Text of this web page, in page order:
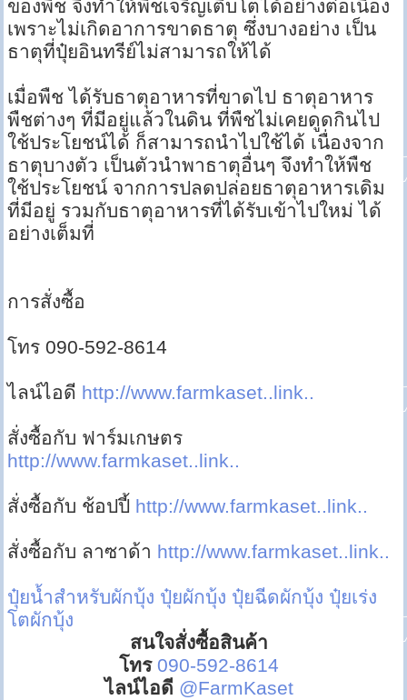
ของพืช จึงทำให้พืชเจริญเติบโตได้อย่างต่อเนื่อง
เพราะไม่เกิดอาการขาดธาตุ ซึ่งบางอย่าง เป็น
ธาตุที่ปุ๋ยอินทรีย์ไม่สามารถให้ได้
เมื่อพืช ได้รับธาตุอาหารที่ขาดไป ธาตุอาหาร
พืชต่างๆ ที่มีอยู่แล้วในดิน ที่พืชไม่เคยดูดกินไป
ใช้ประโยชน์ได้ ก็สามารถนำไปใช้ได้ เนื่องจาก
ธาตุบางตัว เป็นตัวนำพาธาตุอื่นๆ จึงทำให้พืช
ใช้ประโยชน์ จากการปลดปล่อยธาตุอาหารเดิม
ที่มีอยู่ รวมกับธาตุอาหารที่ได้รับเข้าไปใหม่ ได้
อย่างเต็มที่
การสั่งซื้อ
โทร 090-592-8614
ไลน์ไอดี http://www.farmkaset..link..
สั่งซื้อกับ ฟาร์มเกษตร
http://www.farmkaset..link..
สั่งซื้อกับ ช้อปปี้ http://www.farmkaset..link..
สั่งซื้อกับ ลาซาด้า http://www.farmkaset..link..
ปุ๋ยน้ำสำหรับผักบุ้ง ปุ๋ยผักบุ้ง ปุ๋ยฉีดผักบุ้ง ปุ๋ยเร่ง
โตผักบุ้ง
สนใจสั่งซื้อสินค้า
โทร 090-592-8614
ไลน์ไอดี @FarmKaset